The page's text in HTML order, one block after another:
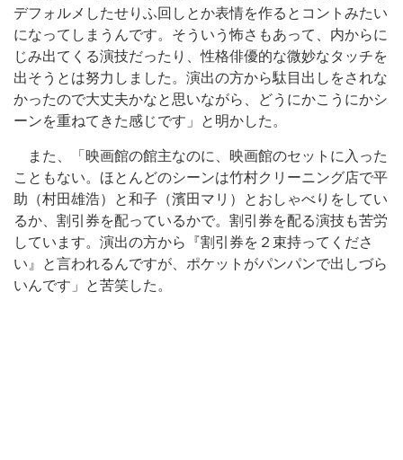
デフォルメしたせりふ回しとか表情を作るとコントみたい
になってしまうんです。そういう怖さもあって、内からに
じみ出てくる演技だったり、性格俳優的な微妙なタッチを
出そうとは努力しました。演出の方から駄目出しをされな
かったので大丈夫かなと思いながら、どうにかこうにかシ
ーンを重ねてきた感じです」と明かした。
また、「映画館の館主なのに、映画館のセットに入った
こともない。ほとんどのシーンは竹村クリーニング店で平
助（村田雄浩）と和子（濱田マリ）とおしゃべりをしてい
るか、割引券を配っているかで。割引券を配る演技も苦労
しています。演出の方から『割引券を２束持ってくださ
い』と言われるんですが、ポケットがパンパンで出しづら
いんです」と苦笑した。